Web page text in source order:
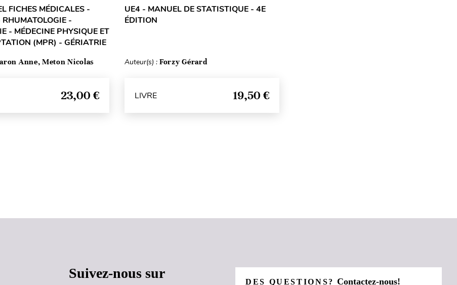
FICHES MÉDICALES -
-
- MÉDECINE PHYSIQUE ET
(MPR) - GÉRIATRIE
Anne, Meton Nicolas
23,00 €
UE4 - MANUEL DE STATISTIQUE - 4E
ÉDITION
Auteur(s) : Forzy Gérard
LIVRE 19,50 €
Suivez-nous sur
DES QUESTIONS?Contactez-nous!